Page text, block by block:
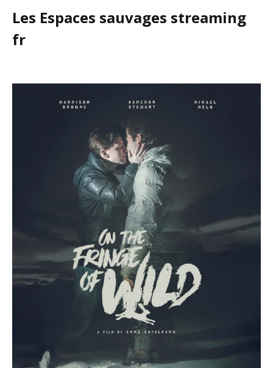
Les Espaces sauvages streaming
fr